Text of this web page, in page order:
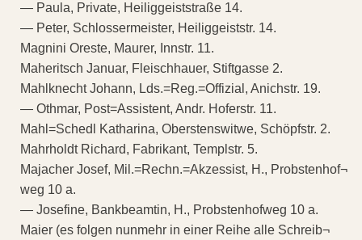
— Paula, Private, Heiliggeiststraße 14.
— Peter, Schlossermeister, Heiliggeiststr. 14.
Magnini Oreste, Maurer, Innstr. 11.
Maheritsch Januar, Fleischhauer, Stiftgasse 2.
Mahlknecht Johann, Lds.=Reg.=Offizial, Anichstr. 19.
— Othmar, Post=Assistent, Andr. Hoferstr. 11.
Mahl=Schedl Katharina, Oberstenswitwe, Schöpfstr. 2.
Mahrholdt Richard, Fabrikant, Templstr. 5.
Majacher Josef, Mil.=Rechn.=Akzessist, H., Probstenhof¬
weg 10 a.
— Josefine, Bankbeamtin, H., Probstenhofweg 10 a.
Maier (es folgen nunmehr in einer Reihe alle Schreib¬